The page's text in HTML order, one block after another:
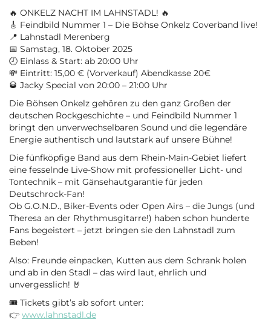
🔥 ONKELZ NACHT IM LAHNSTADL! 🔥
🎸 Feindbild Nummer 1 – Die Böhse Onkelz Coverband live!
📍 Lahnstadl Merenberg
📅 Samstag, 18. Oktober 2025
🕗 Einlass & Start: ab 20:00 Uhr
💸 Eintritt: 15,00 € (Vorverkauf) Abendkasse 20€
🥃 Jacky Special von 20:00 – 21:00 Uhr
Die Böhsen Onkelz gehören zu den ganz Großen der
deutschen Rockgeschichte – und Feindbild Nummer 1
bringt den unverwechselbaren Sound und die legendäre
Energie authentisch und lautstark auf unsere Bühne!
Die fünfköpfige Band aus dem Rhein-Main-Gebiet liefert
eine fesselnde Live-Show mit professioneller Licht- und
Tontechnik – mit Gänsehautgarantie für jeden
Deutschrock-Fan!
Ob G.O.N.D., Biker-Events oder Open Airs – die Jungs (und
Theresa an der Rhythmusgitarre!) haben schon hunderte
Fans begeistert – jetzt bringen sie den Lahnstadl zum
Beben!
Also: Freunde einpacken, Kutten aus dem Schrank holen
und ab in den Stadl – das wird laut, ehrlich und
unvergesslich! 🤘
🎟️ Tickets gibt’s ab sofort unter:
👉 www.lahnstadl.de